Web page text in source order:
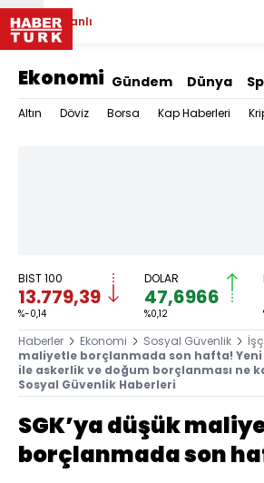
Canlı
Ekonomi Gündem Dünya
Altın Döviz Borsa Kap Haberleri
BIST 100
13.779,39
%-0,14
DOLAR
47,6966
%0,12
Haberler Ekonomi Sosyal Güvenlik
maliyetle borçlanmada son hafta! Yeni
ile askerlik ve doğum borçlanması ne
Sosyal Güvenlik Haberleri
SGK’ya düşük
borçlanmada son